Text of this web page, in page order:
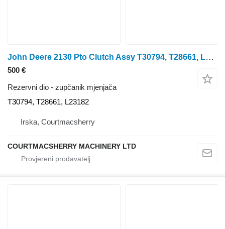
John Deere 2130 Pto Clutch Assy T30794, T28661, L23182, T30794, Al29815, Al zupčanik mjenjača za traktora na kotačima
500 €
Rezervni dio - zupčanik mjenjača
T30794, T28661, L23182
Irska, Courtmacsherry
COURTMACSHERRY MACHINERY LTD